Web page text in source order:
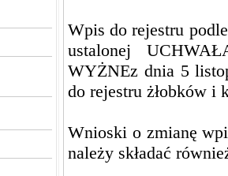
Wpis do rejestru
ustalonej
WYŻNEz dnia 5
do rejestru żłobków i
Wnioski o zmianę
należy składać